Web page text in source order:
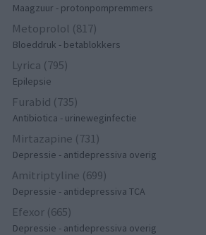
Maagzuur - protonpompremmers
Metoprolol (817)
Bloeddruk - betablokkers
Lyrica (795)
Epilepsie
Furabid (735)
Antibiotica - urineweginfectie
Mirtazapine (731)
Depressie - antidepressiva overig
Amitriptyline (699)
Depressie - antidepressiva TCA
Efexor (665)
Depressie - antidepressiva overig